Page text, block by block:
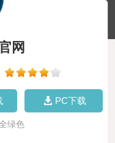
网
PC下载
绿色